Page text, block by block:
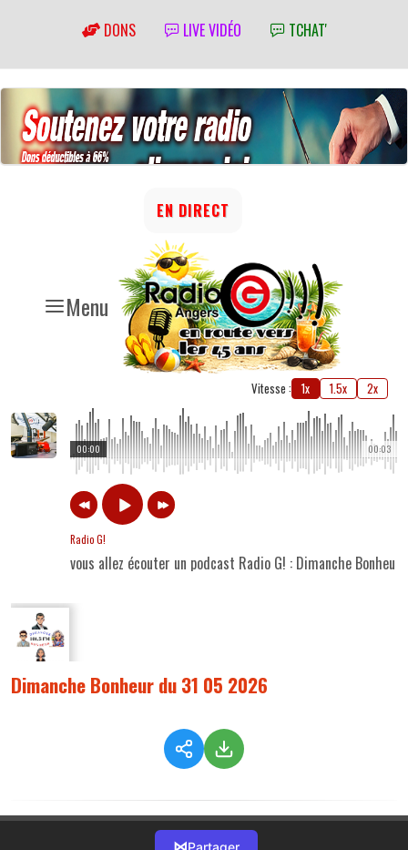
DONS LIVE VIDÉO TCHAT'
Menu
EN DIRECT
Vitesse : 1x 1.5x 2x
00:03
00:00
Radio G!
vous allez écouter un podcast Radio G! : Dimanche
Dimanche Bonheur du 31 05 2026
⋈Partager